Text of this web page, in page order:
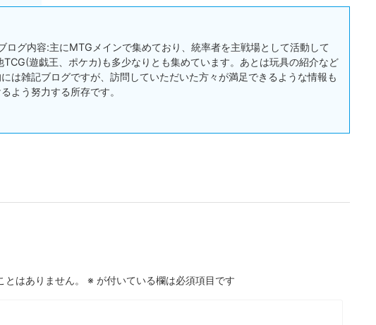
ログ内容:主にMTGメインで集めており、統率者を主戦場として活動して
TCG(遊戯王、ポケカ)も多少なりとも集めています。あとは玩具の紹介など
は雑記ブログですが、訪問していただいた方々が満足できるような情報も
よう努力する所存です。
はありません。 ※ が付いている欄は必須項目です